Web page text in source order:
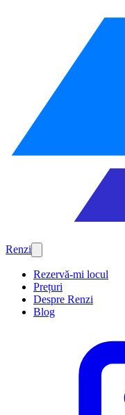
Renzi
Rezervă-mi locul
Prețuri
Despre Renzi
Blog